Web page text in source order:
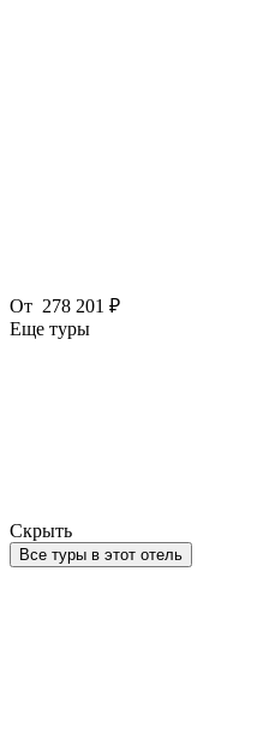
От 278 201 ₽
Еще туры
Скрыть
Все туры в этот отель